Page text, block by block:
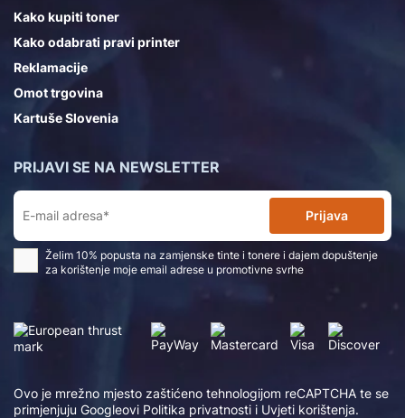
Kako kupiti toner
Kako odabrati pravi printer
Reklamacije
Omot trgovina
Kartuše Slovenia
Ovo je mrežno mjesto zaštićeno tehnologijom reCAPTCHA te se
primjenjuju Googleovi Politika privatnosti i Uvjeti korištenja.
PRIJAVI SE NA NEWSLETTER
Prijava
Želim 10% popusta na zamjenske tinte i tonere i dajem dopuštenje
za korištenje moje email adrese u promotivne svrhe